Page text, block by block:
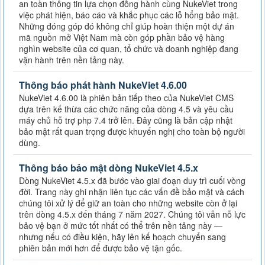
an toàn thông tin lựa chọn đồng hành cùng NukeViet trong
việc phát hiện, báo cáo và khắc phục các lỗ hổng bảo mật.
Những đóng góp đó không chỉ giúp hoàn thiện một dự án
mã nguồn mở Việt Nam mà còn góp phần bảo vệ hàng
nghìn website của cơ quan, tổ chức và doanh nghiệp đang
vận hành trên nền tảng này.
Thông báo phát hành NukeViet 4.6.00
NukeViet 4.6.00 là phiên bản tiếp theo của NukeViet CMS
dựa trên kế thừa các chức năng của dòng 4.5 và yêu cầu
máy chủ hỗ trợ php 7.4 trở lên. Đây cũng là bản cập nhật
bảo mật rất quan trọng được khuyến nghị cho toàn bộ người
dùng.
Thông báo bảo mật dòng NukeViet 4.5.x
Dòng NukeViet 4.5.x đã bước vào giai đoạn duy trì cuối vòng
đời. Trang này ghi nhận liên tục các vấn đề bảo mật và cách
chúng tôi xử lý để giữ an toàn cho những website còn ở lại
trên dòng 4.5.x đến tháng 7 năm 2027. Chúng tôi vẫn nỗ lực
bảo vệ bạn ở mức tốt nhất có thể trên nền tảng này —
nhưng nếu có điều kiện, hãy lên kế hoạch chuyển sang
phiên bản mới hơn để được bảo vệ tận gốc.